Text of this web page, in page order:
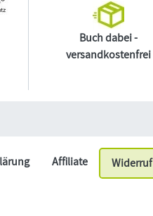
Buch dabei -
versandkostenfrei
Affiliate Widerruf